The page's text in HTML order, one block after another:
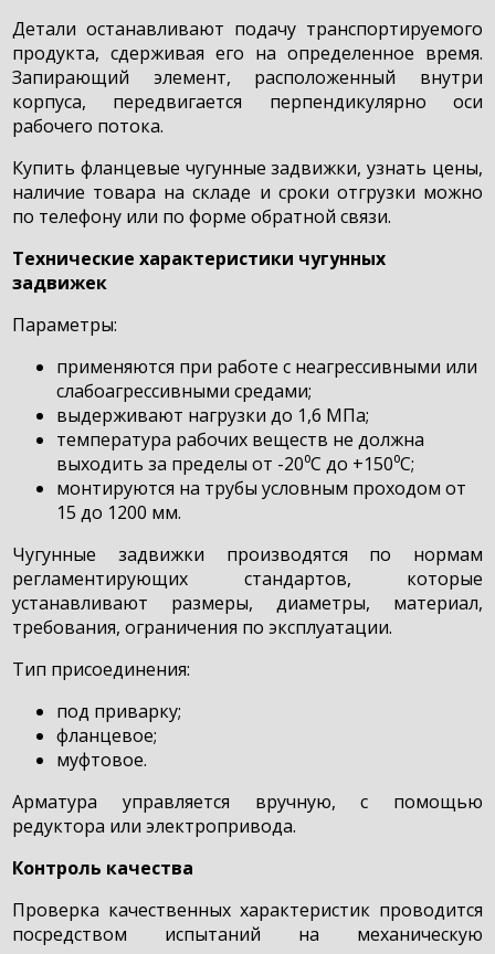
Детали останавливают подачу транспортируемого
продукта, сдерживая его на определенное время.
Запирающий элемент, расположенный внутри
корпуса, передвигается перпендикулярно оси
рабочего потока.
Купить фланцевые чугунные задвижки, узнать цены,
наличие товара на складе и сроки отгрузки можно
по телефону или по форме обратной связи.
Технические характеристики чугунных
задвижек
Параметры:
применяются при работе с неагрессивными или
слабоагрессивными средами;
выдерживают нагрузки до 1,6 МПа;
температура рабочих веществ не должна
выходить за пределы от -20⁰C до +150⁰C;
монтируются на трубы условным проходом от
15 до 1200 мм.
Чугунные задвижки производятся по нормам
регламентирующих стандартов, которые
устанавливают размеры, диаметры, материал,
требования, ограничения по эксплуатации.
Тип присоединения:
под приварку;
фланцевое;
муфтовое.
Арматура управляется вручную, с помощью
редуктора или электропривода.
Контроль качества
Проверка качественных характеристик проводится
посредством испытаний на механическую